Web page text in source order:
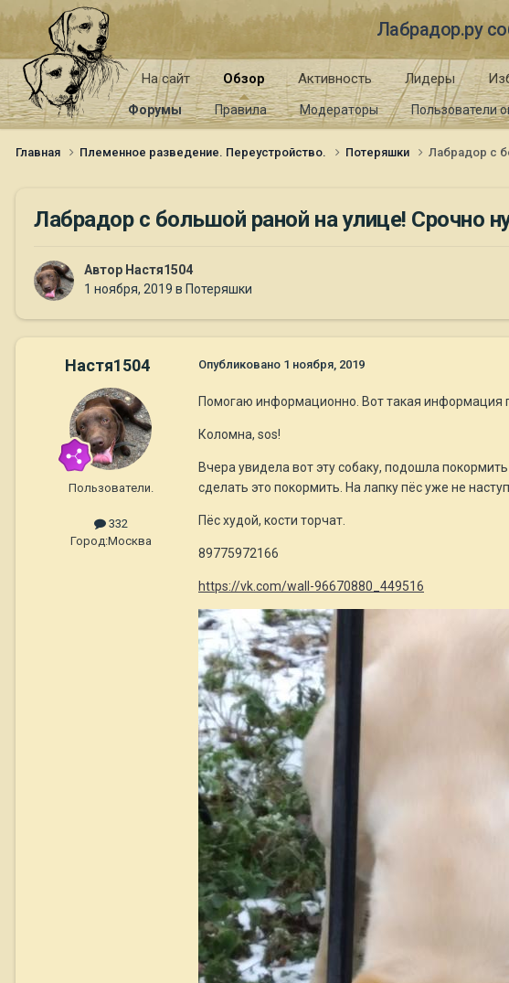
Лабрадор.ру
На сайт Обзор
Форумы Правила Модераторы Пользователи
Активность Лидеры
Главная Племенное разведение. Переустройство. Потеряшки Лабрадор с
Лабрадор с большой раной на улице! Срочно
Автор Настя1504
1 ноября, 2019 в Потеряшки
Настя1504
Пользователи.
332
Город:Москва
Опубликовано 1 ноября, 2019
Помогаю информационно. Вот такая информация
Коломна, sos!
Вчера увидела вот эту собаку, подошла
сделать это покормить. На лапку пёс уже не
Пёс худой, кости торчат.
89775972166
https://vk.com/wall-96670880_449516